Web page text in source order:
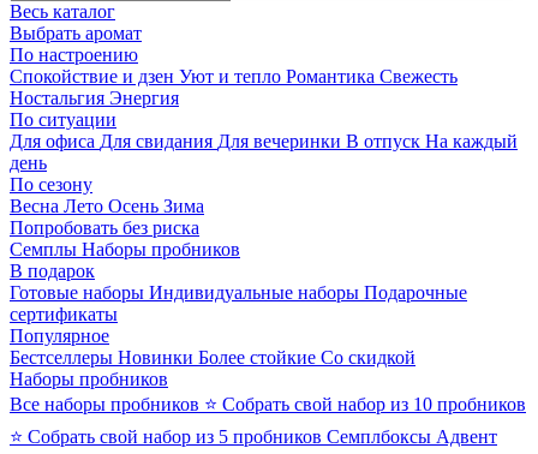
Весь каталог
Выбрать аромат
По настроению
Спокойствие и дзен Уют и тепло Романтика Свежесть
Ностальгия Энергия
По ситуации
Для офиса Для свидания Для вечеринки В отпуск На каждый
день
По сезону
Весна Лето Осень Зима
Попробовать без риска
Семплы Наборы пробников
В подарок
Готовые наборы Индивидуальные наборы Подарочные
сертификаты
Популярное
Бестселлеры Новинки Более стойкие Со скидкой
Наборы пробников
Все наборы пробников ⭐ Собрать свой набор из 10 пробников
⭐ Собрать свой набор из 5 пробников Семплбоксы Адвент